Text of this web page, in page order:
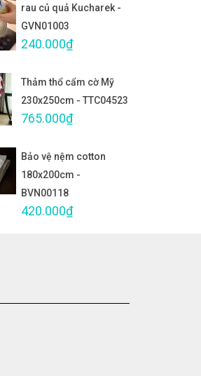
rau củ quả Kucharek -
GVN01003
240.000₫
Thảm thổ cẩm cờ Mỹ
230x250cm - TTC04523
765.000₫
Bảo vệ nệm cotton
180x200cm -
BVN00118
420.000₫